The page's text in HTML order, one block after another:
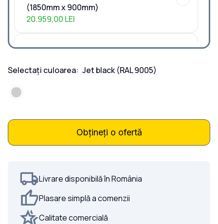
(1850mm x 900mm)
20.959,00 LEI
Portiță Profile Verticale 40x20 cu
(1850mm x 900mm)
Portiță Profile Verticale 40x20 la
Portiță Profile Verticale 40x20 la COMANDĂ
Selectați culoarea: Jet black(RAL 9005)
Obțineți o ofertă
Livrare disponibilă în România
Plasare simplă a comenzii
Calitate comercială